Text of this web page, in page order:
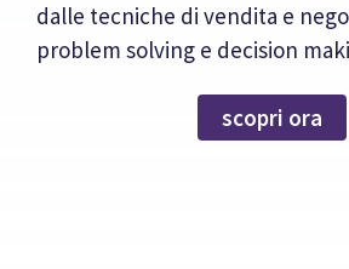
dalle tecniche di vendita e
problem solving e decision
scopri ora